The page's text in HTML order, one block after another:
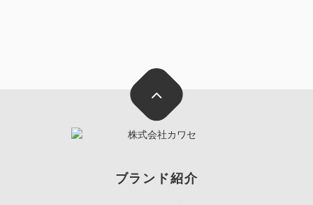
ブランド紹介